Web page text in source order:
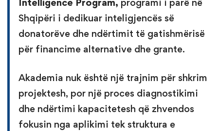
Intelligence Program, programi i parë në
Shqipëri i dedikuar inteligjencës së
donatorëve dhe ndërtimit të gatishmërisë
për financime alternative dhe grante.
Akademia nuk është një trajnim për shkrim
projektesh, por një proces diagnostikimi
dhe ndërtimi kapacitetesh që zhvendos
fokusin nga aplikimi tek struktura e